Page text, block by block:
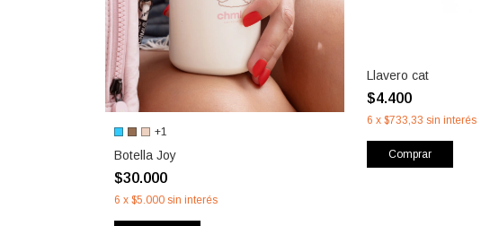
+1
Botella Joy
$30.000
6 x $5.000 sin interés
Llavero cat
$4.400
6 x$733,33 sin interés
Comprar